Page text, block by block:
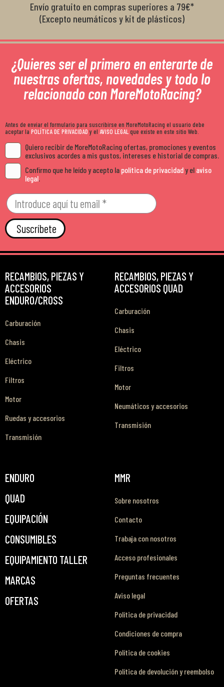
Envío gratuito en compras superiores a 79€*
(Excepto neumáticos y kit de plásticos)
¿Quieres ser el primero en enterarte de
nuestras ofertas, novedades y todo lo
relacionado con MoreMotoRacing?
Antes de enviar el formulario para suscribirse en MoreMotoRacing el usuario debe
aceptar la POLÍTICA DE PRIVACIDADy el AVISO LEGALque existe en este sitio Web.
Quiero recibir de MoreMotoRacing ofertas, promociones y eventos
exclusivos acordes a mis gustos, intereses e historial de compras.
Confirmo que he leído y acepto la política de privacidady el aviso
legal.
Suscríbete
RECAMBIOS, PIEZAS Y
ACCESORIOS
ENDURO/CROSS
Carburación
Chasis
Eléctrico
Filtros
Motor
Ruedas y accesorios
Transmisión
RECAMBIOS, PIEZAS Y
ACCESORIOS QUAD
Carburación
Chasis
Eléctrico
Filtros
Motor
Neumáticos y accesorios
Transmisión
ENDURO
QUAD
EQUIPACIÓN
CONSUMIBLES
EQUIPAMIENTO TALLER
MARCAS
OFERTAS
MMR
Sobre nosotros
Contacto
Trabaja con nosotros
Acceso profesionales
Preguntas frecuentes
Aviso legal
Política de privacidad
Condiciones de compra
Política de cookies
Política de devolución y reembolso